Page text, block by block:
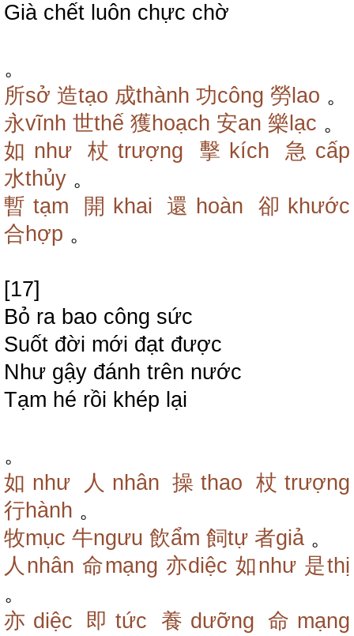
Già chết luôn chực chờ
。
所sở 造tạo 成thành 功công 勞lao 。
永vĩnh 世thế 獲hoạch 安an 樂lạc 。
如như
杖trượng 擊kích
急cấp
水thủy 。
暫tạm
開khai 還hoàn
卻khước
合hợp 。
[17]
Bỏ ra bao công sức
Suốt đời mới đạt được
Như gậy đánh trên nước
Tạm hé rồi khép lại
。
如như
人nhân 操thao
杖trượng
行hành 。
牧mục 牛ngưu 飲ẩm 飼tự 者giả 。
人nhân 命mạng 亦diệc 如như 是thị
。
亦diệc
即tức 養dưỡng
命mạng